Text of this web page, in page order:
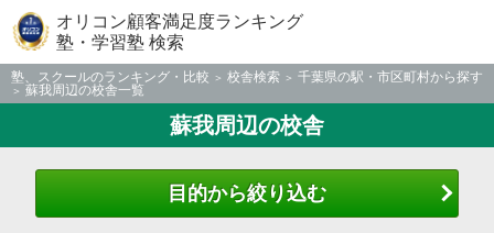
オリコン顧客満足度ランキング
塾・学習塾 検索
塾、スクールのランキング・比較 校舎検索
千葉県の駅・市区町村から探す
蘇我周辺の校舎一覧
蘇我周辺の校舎
目的から絞り込む